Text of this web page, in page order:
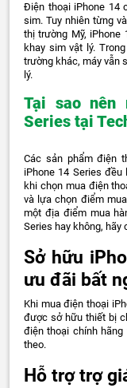
Điện thoại iPhone 14
sim. Tuy nhiên từng
thị trường Mỹ,
khay sim vật lý.
trường khác, máy vẫn
lý.
Tại sao nên
Series tại
Các sản phẩm điện
iPhone 14 Series
khi chọn mua điện
và lựa chọn điểm
một địa điểm mua
Series hay không, hãy
Sở hữu
ưu đãi bất
Khi mua điện thoại
được sở hữu thiết bị
điện thoại chính
theo.
Hỗ trợ trợ